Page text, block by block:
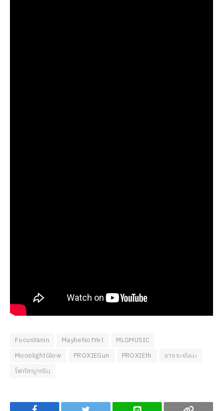
FocusYanin MaybeNotYet
MLGMUSIC
MoonlightGlow
PROXIEGun PROXIEth
อาจจะยังนะ
โฟกัสญาณิน